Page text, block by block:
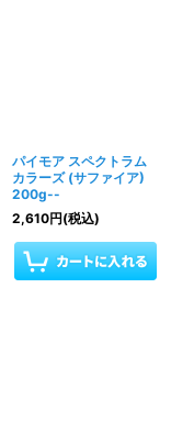
パイモア スペクトラム
カラーズ (サファイア)
200g--
2,610円(税込)